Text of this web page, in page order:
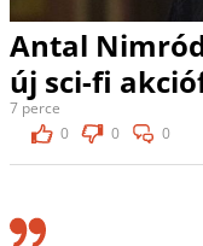
Antal
új sci-fi
7 perce
0
0 0